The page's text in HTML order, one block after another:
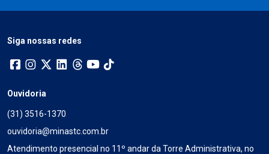
Siga nossas redes
Ouvidoria
(31) 3516-1370
ouvidoria@minastc.com.br
Atendimento presencial no 11º andar da Torre Administrativa, no